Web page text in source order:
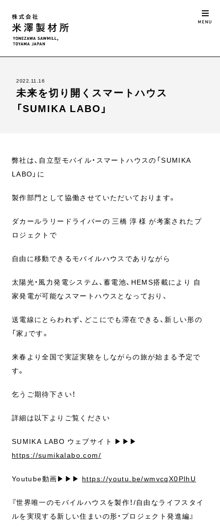
2022.11.16
未来を切り開くスマートハウス
「SUMIKA LABO」
弊社は、自立型モバイル・スマートハウスの「SUMIKA
LABO」に
製作部門として協働させていただいております。
ダカールラリードライバーの 三橋 淳 様 が考案されたプ
ロジェクトで
自由に移動できるモバイルハウスでありながら
太陽光・風力発電システム、蓄電池、HEMS搭載により 自
家発電が可能なスマートハウスとなっており、
送電線にとらわれず、どこにでも滞在できる、新しい形の
「家」です。
来春より全国で実証実験をしながらの旅が始まる予定で
す。
乞うご期待下さい！
詳細は以下よりご覧ください
SUMIKA LABO ウェブサイト ▶▶▶
https://sumikalabo.com/
Youtube動画▶▶▶ https://youtu.be/wmvcqX0PlhU
『世界唯一のモバイルハウスを製作！/自由なライフスタイ
ルを実現する新しい住まいの形・プロジェクト発進編』